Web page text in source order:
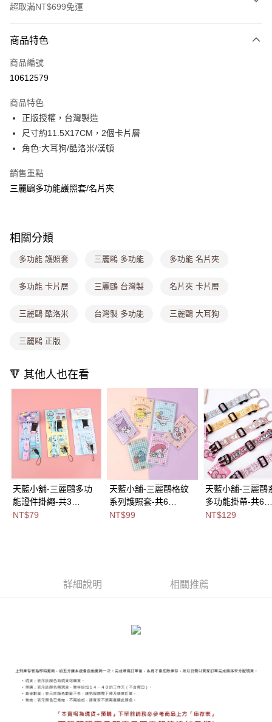
超取滿NT$699免運
信用卡一次付款
超商取貨付款
Apple Pay
街口支付
Google Pay
【大哥付你分期使用說明】
1.本服務由台灣大哥大提供，台灣大哥大用戶可立即使用無須另外申請。
2.付款方式選擇「大哥付你分期」，訂單成立後會自動跳轉到大哥付的交易
3.實際核准額度、可分期數及費用金額請依後續交易確認頁面所載為準。
消。如遇「轉專審核」未通過狀況，表示未達大哥付你分期系統評分，恕無
1.分期款項不併入電信帳單，「大哥付你分期」於每月結算日後寄送繳費提
帳／街口支付／iPASS MONEY」等通路繳費。
1.本服務係由「台灣大哥大股份有限公司」（以下簡稱本公司）所提供，讓
用戶於交易時，得透過本服務購買商品或服務，並由商店將買賣／分期付款
買賣價金債權讓與本公司後，依約使用本公司帳單繳交帳款。
2.基於同意付款使用「大哥付你分期」之契約關係目的，商店將以您的個人
資料（包含姓名、電話或地址）提供予台灣大哥大進項蒐集、處理及利用，
由本公司與您本人進行分期帳單所需資料之確認、核對及更正。
3.完整用戶服務條款，請詳閱以下連結：
https://oppay.tw/userRule
ATM付款
全家取貨付款
每筆NT$80，滿NT$699(含以上)免運費
每筆NT$80，滿NT$699(含以上)免運費
萊爾富取貨付款
每筆NT$8,888，滿NT$8,888(含以上)免運費
付款後萊爾富取貨
每筆NT$8,888，滿NT$8,888(含以上)免運費
7-11取貨付款
每筆NT$80，滿NT$1,000(含以上)免運費
付款後7-11取貨
每筆NT$80，滿NT$1,000(含以上)免運費
商品特色
商品編號
10612579
商品特色
正版授權，台灣製造
尺寸約11.5X17CM，2個卡片層
角色:大耳狗/酷洛米/漢頓
銷售重點
三麗鷗多功能護照套/名片夾
相關分類
多功能 護照套 三麗鷗 多功能 多功能 名片夾
多功能 卡片層 三麗鷗 台灣製 名片夾 卡片層
三麗鷗 酷洛米 台灣製 多功能 三麗鷗 大耳狗
三麗鷗 正版
🔻 其他人也在看
天藍小舖-三麗鷗多功
能證件掛繩-共3
色-$79【A11115556】
NT$79
天藍小舖-三麗鷗格紋
系列護照套-共6
色-$99【A11115535】
NT$99
天藍小舖-三麗鷗
多功能掛帶-共6
色-$129【
NT$129
詳細說明 相關推薦